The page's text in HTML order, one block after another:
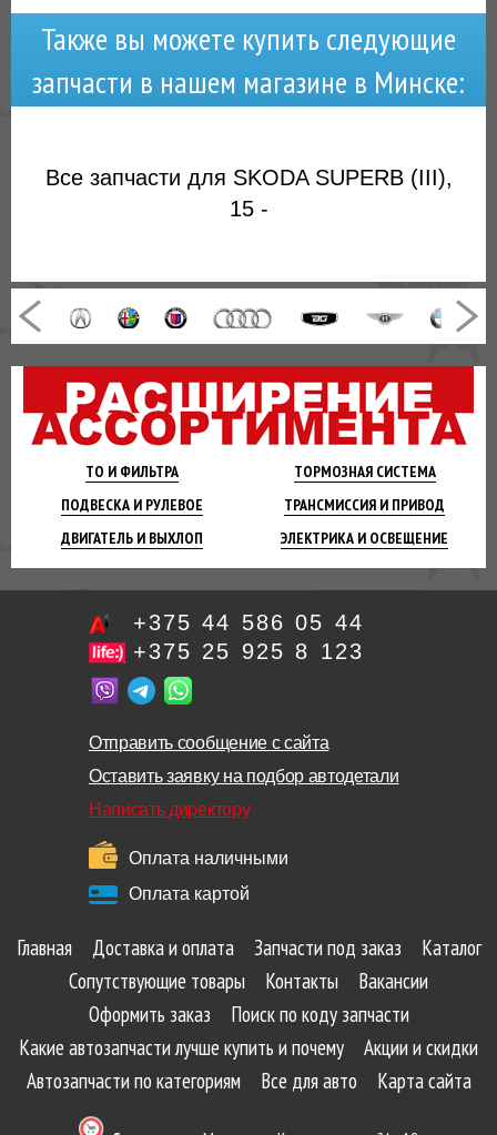
ТО И ФИЛЬТРА ТОРМОЗНАЯСИСТЕМА
ПОДВЕСКА И РУЛЕВОЕ ТРАНСМИССИЯ И ПРИВОД
ДВИГАТЕЛЬ И ВЫХЛОП ЭЛЕКТРИКА И ОСВЕЩЕНИЕ
Также вы можете купить следующие
запчасти в нашем магазине в Минске:
Все запчасти для SKODA SUPERB (III),
15 -
+375 44 586 05 44
+375 25 925 8 123
Отправить сообщение с сайта
Оставить заявку на подбор автодетали
Написать директору
Оплата наличными
Оплата картой
Главная Доставка и оплата Запчасти под заказ
Каталог
Сопутствующие товары
Контакты
Вакансии
Оформить заказ
Поиск по коду запчасти
Какие автозапчасти лучше купить и почему
Акции и скидки
Автозапчасти по категориям
Все для авто Карта сайта